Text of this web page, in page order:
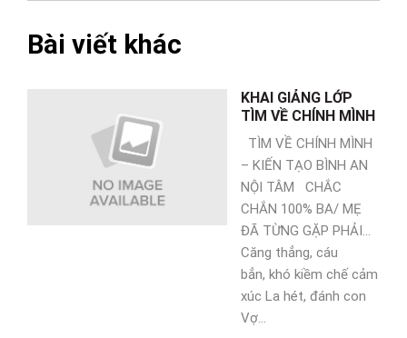
Bài viết khác
KHAI GIẢNG LỚP
TÌM VỀ CHÍNH MÌNH
TÌM VỀ CHÍNH MÌNH
– KIẾN TẠO BÌNH AN
NỘI TÂM CHẮC
CHẮN 100% BA/ MẸ
ĐÃ TỪNG GẶP PHẢI…
Căng thẳng, cáu
bẳn, khó kiềm chế cảm
xúc La hét, đánh con
Vợ...